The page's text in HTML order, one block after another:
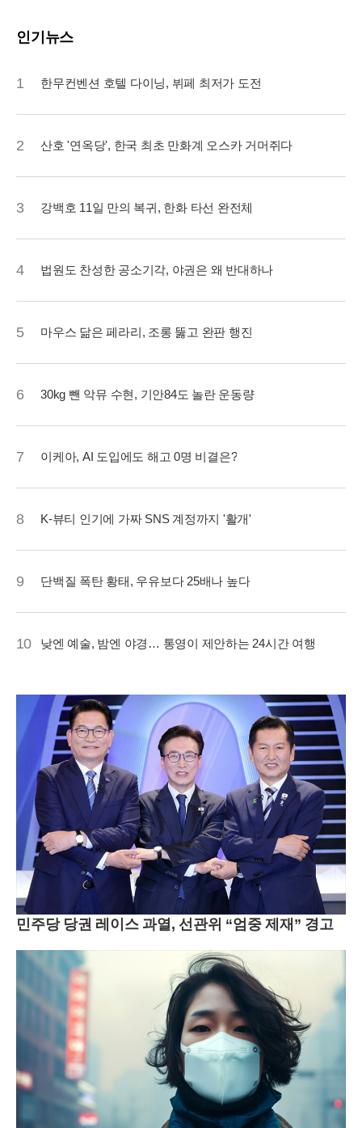
인기뉴스
1 한무컨벤션 호텔 다이닝, 뷔페 최저가 도전
2 산호 '연옥당', 한국 최초 만화계 오스카 거머쥐다
3 강백호 11일 만의 복귀, 한화 타선 완전체
4 법원도 찬성한 공소기각, 야권은 왜 반대하나
5 마우스 닮은 페라리, 조롱 뚫고 완판 행진
6 30kg 뺀 악뮤 수현, 기안84도 놀란 운동량
7 이케아, AI 도입에도 해고 0명 비결은?
8 K-뷰티 인기에 가짜 SNS 계정까지 '활개'
9 단백질 폭탄 황태, 우유보다 25배나 높다
10 낮엔 예술, 밤엔 야경… 통영이 제안하는 24시간 여행
민주당 당권 레이스 과열, 선관위 “엄중 제재” 경고